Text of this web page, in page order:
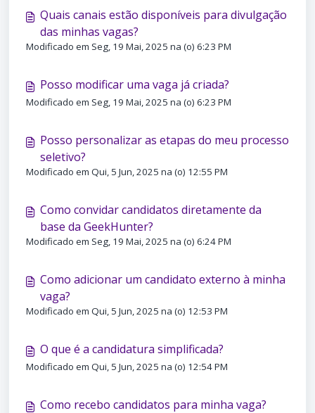
Quais canais estão disponíveis para divulgação
das minhas vagas?
Modificado em Seg, 19 Mai, 2025 na (o) 6:23 PM
Posso modificar uma vaga já criada?
Modificado em Seg, 19 Mai, 2025 na (o) 6:23 PM
Posso personalizar as etapas do meu processo
seletivo?
Modificado em Qui, 5 Jun, 2025 na (o) 12:55 PM
Como convidar candidatos diretamente da
base da GeekHunter?
Modificado em Seg, 19 Mai, 2025 na (o) 6:24 PM
Como adicionar um candidato externo à minha
vaga?
Modificado em Qui, 5 Jun, 2025 na (o) 12:53 PM
O que é a candidatura simplificada?
Modificado em Qui, 5 Jun, 2025 na (o) 12:54 PM
Como recebo candidatos para minha vaga?